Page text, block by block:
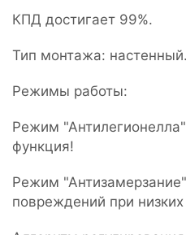
КПД достигает 99%.
Тип монтажа: настенный.
Режимы работы:
Режим
функция!
Режим
повреждений при